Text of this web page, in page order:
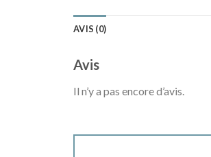
AVIS (0)
Avis
Il n’y a pas encore d’avis.